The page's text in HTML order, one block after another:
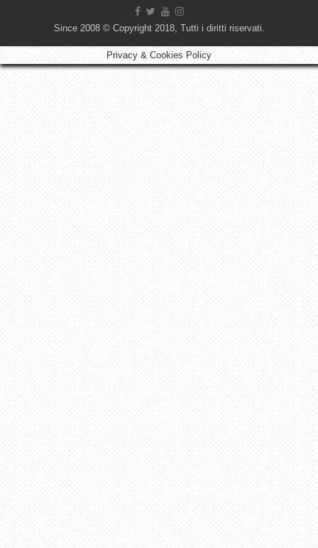
Since 2008 © Copyright 2018, Tutti i diritti riservati.
Privacy & Cookies Policy